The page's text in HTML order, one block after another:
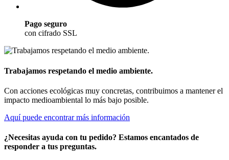
Pago seguro
con cifrado SSL
Trabajamos respetando el medio ambiente.
Con acciones ecológicas muy concretas, contribuimos a mantener el
impacto medioambiental lo más bajo posible.
Aquí puede encontrar más información
¿Necesitas ayuda con tu pedido? Estamos encantados de
responder a tus preguntas.